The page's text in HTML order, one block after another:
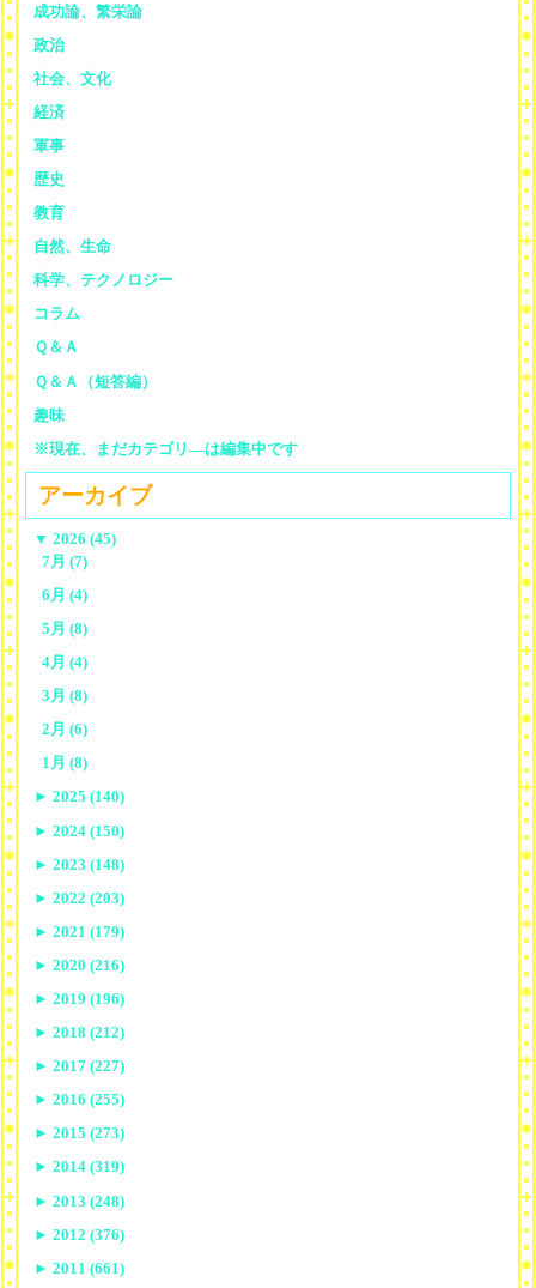
成功論、繁栄論
政治
社会、文化
経済
軍事
歴史
教育
自然、生命
科学、テクノロジー
コラム
Ｑ＆Ａ
Ｑ＆Ａ（短答編）
趣味
※現在、まだカテゴリ—は編集中です
アーカイブ
▼ 2026 (45)
7月 (7)
6月 (4)
5月 (8)
4月 (4)
3月 (8)
2月 (6)
1月 (8)
► 2025 (140)
► 2024 (150)
► 2023 (148)
► 2022 (203)
► 2021 (179)
► 2020 (216)
► 2019 (196)
► 2018 (212)
► 2017 (227)
► 2016 (255)
► 2015 (273)
► 2014 (319)
► 2013 (248)
► 2012 (376)
► 2011 (661)